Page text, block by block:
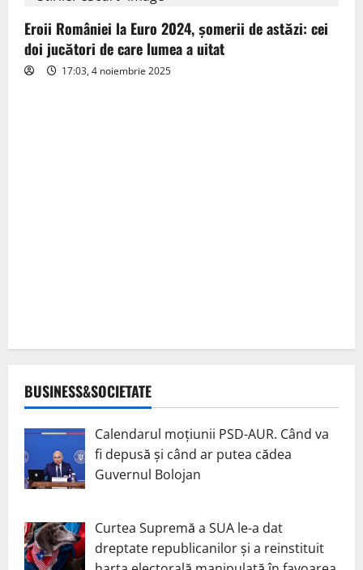
Eroii României la Euro 2024, șomerii de astăzi: cei
doi jucători de care lumea a uitat
17:03, 4 noiembrie 2025
BUSINESS&SOCIETATE
Calendarul moțiunii PSD-AUR. Când va
fi depusă și când ar putea cădea
Guvernul Bolojan
Curtea Supremă a SUA le-a dat
dreptate republicanilor și a reinstituit